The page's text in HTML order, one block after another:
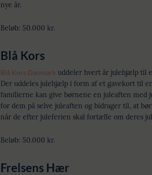
nye år.
Beløb: 50.000 kr.
Blå Kors
Blå Kors Danmark uddeler hvert år julehjælp til
Der uddeles julehjælp i form af et gavekort til
familierne kan give børnene en juleaften med
for dem på selve juleaften og bidrager til, at
når de efter juleferien skal fortælle om deres
Beløb: 50.000 kr.
Frelsens Hær